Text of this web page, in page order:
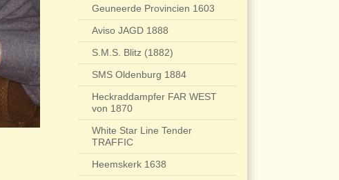
Geuneerde Provincien 1603
Aviso JAGD 1888
S.M.S. Blitz (1882)
SMS Oldenburg 1884
Heckraddampfer FAR WEST
von 1870
White Star Line Tender
TRAFFIC
Heemskerk 1638